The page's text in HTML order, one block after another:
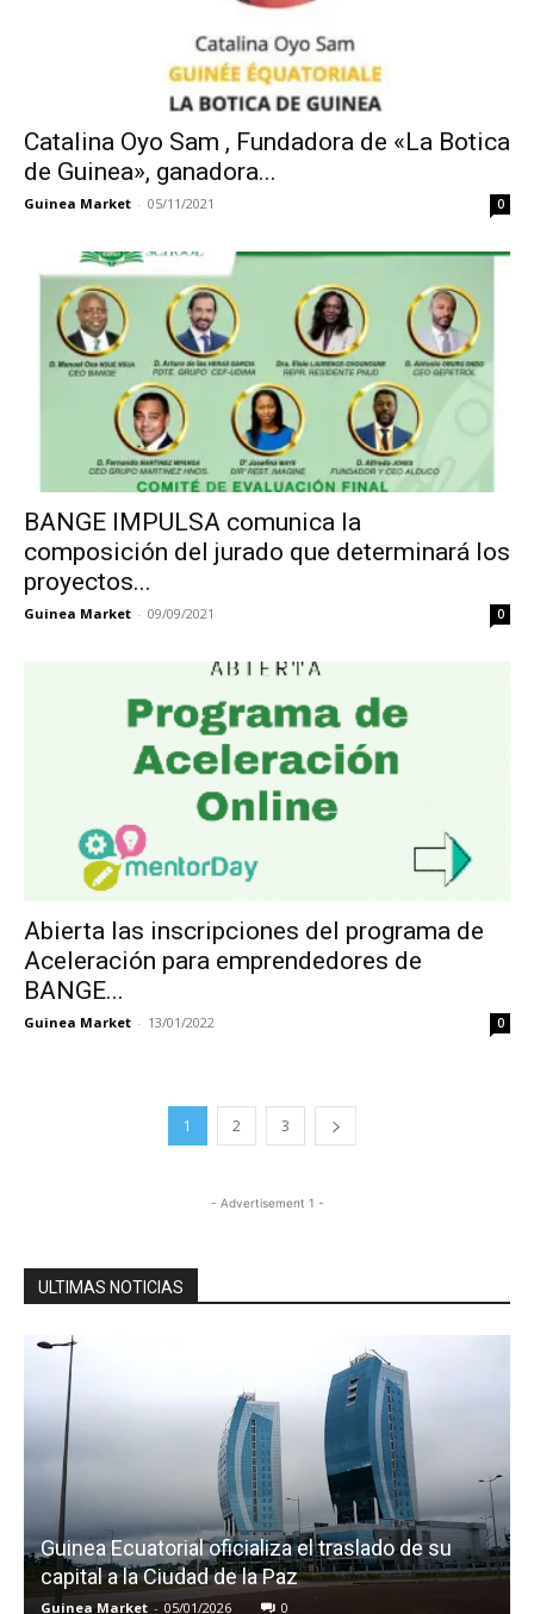
Catalina Oyo Sam , Fundadora de «La Botica
de Guinea», ganadora...
Guinea Market - 05/11/2021 0
BANGE IMPULSA comunica la
composición del jurado que determinará los
proyectos...
Guinea Market - 09/09/2021 0
Abierta las inscripciones del programa de
Aceleración para emprendedores de
BANGE...
Guinea Market - 13/01/2022 0
1 2 3
- Advertisement 1 -
ULTIMAS NOTICIAS
Guinea Ecuatorial oficializa el traslado de su
capital a la Ciudad de la Paz
Guinea Market - 05/01/2026 0